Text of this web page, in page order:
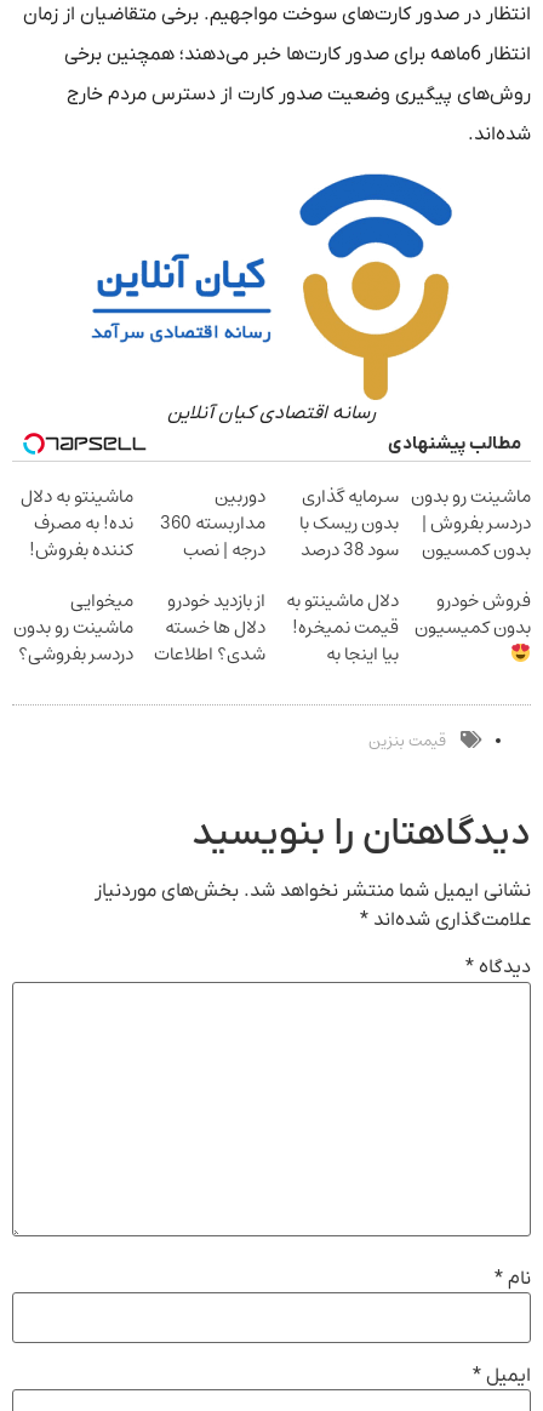
انتظار در صدور کارت‌های سوخت مواجهیم. برخی متقاضیان از زمان
انتظار 6ماهه برای صدور کارت‌ها خبر می‌دهند؛ همچنین برخی
روش‌های پیگیری وضعیت صدور کارت از دسترس مردم خارج
شده‌اند.
رسانه اقتصادی کیان آنلاین
مطالب پیشنهادی
ماشینت رو بدون
دردسر بفروش |
بدون کمسیون
سرمایه گذاری
بدون ریسک با
سود 38 درصد
دوربین
مداربسته 360
درجه | نصب
ماشینتو به دلال
نده! به مصرف
کننده بفروش!
یک تماس
فروش خودرو
بدون کمیسیون
دلال ماشینتو به
قیمت نمیخره!
بیا اینجا به
بفروش*فقط
خریدار واقعی*
از بازدید خودرو
دلال ها خسته
شدی؟ اطلاعات
ثبت کن
میخوایی
ماشینت رو بدون
دردسر بفروشی؟
قیمت بنزین
دیدگاهتان را بنویسید
نشانی ایمیل شما منتشر نخواهد شد. بخش‌های موردنیاز
علامت‌گذاری شده‌اند *
دیدگاه *
نام *
ایمیل *